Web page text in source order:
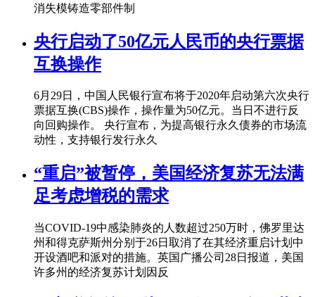
消失模铸造零部件制
央行启动了50亿元人民币的央行票据
互换操作
6月29日，中国人民银行宣布将于2020年启动第六次央行
票据互换(CBS)操作，操作量为50亿元。当日不进行反
向回购操作。 央行宣布，为提高银行永久债券的市场流
动性，支持银行发行永久
“重启”被暂停，美国经济复苏无法满
足考虑增税的需求
当COVID-19中感染肺炎的人数超过250万时，佛罗里达
州和得克萨斯州分别于26日取消了在其经济重启计划中
开设酒吧和派对的措施。英国广播公司28日报道，美国
许多州的经济复苏计划因反